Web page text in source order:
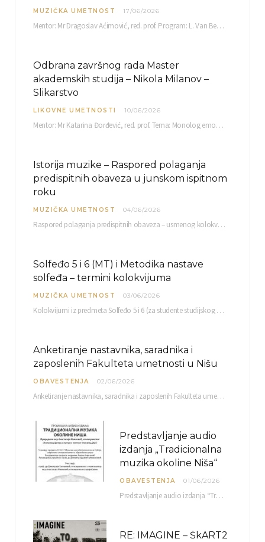
MUZIČKA UMETNOST 17/06/2026
Mentor: Mr Dragoslav Aćimović, red. prof. Program: L. Van Betoven: Sonata op. 31 br. 2 u…
Odbrana završnog rada Master
akademskih studija – Nikola Milanov –
Slikarstvo
LIKOVNE UMETNOSTI 10/06/2026
Mentor: Mr Katarina Đorđević, red. prof. Tema: Monolog emocija Sreda, 17. 06. 2026. u 15:30 sati Sala br. 12 Fakulteta umetnosti u Nišu, Kneginje…
Istorija muzike – Raspored polaganja
predispitnih obaveza u junskom ispitnom
roku
MUZIČKA UMETNOST 04/06/2026
Raspored polaganja predispitnih obaveza – usmenog kolokvijuma i testa iz slušanja muzike – objavljen je…
Solfeđo 5 i 6 (MT) i Metodika nastave
solfeđa – termini kolokvijuma
MUZIČKA UMETNOST 03/06/2026
Kolokvijumi iz predmeta Solfeđo 5 i 6 (za studente studijskog programa Muzička teorija) i Metodika…
Anketiranje nastavnika, saradnika i
zaposlenih Fakulteta umetnosti u Nišu
OBAVESTENJA 02/06/2026
Anketiranje nastavnika, saradnika i zaposlenih Fakulteta umetnosti u Nišu radi sačinjavanja Izveštaja o samovrednovanju biće…
Predstavljanje audio
izdanja „Tradicionalna
muzika okoline Niša“
OBAVESTENJA 01/06/2026
Predstavljanje audio izdanja “Tradicionalna muzika okoline Niša” organizuje se u okviru projekta O-10-17 Muzičko nasleđe jugoistočne…
RE: IMAGINE – ŠkART2